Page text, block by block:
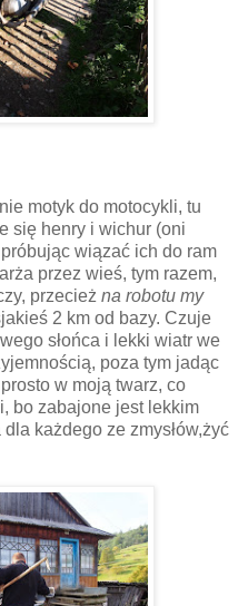
motyk do motocykli, tu
się henry i wichur (oni
wiązać ich do ram
przez wieś, tym razem,
przecież na robotu my
2 km od bazy. Czuje
słońca i lekki wiatr we
poza tym jadąc
w moją twarz, co
bo zabajone jest lekkim
każdego ze zmysłów,żyć